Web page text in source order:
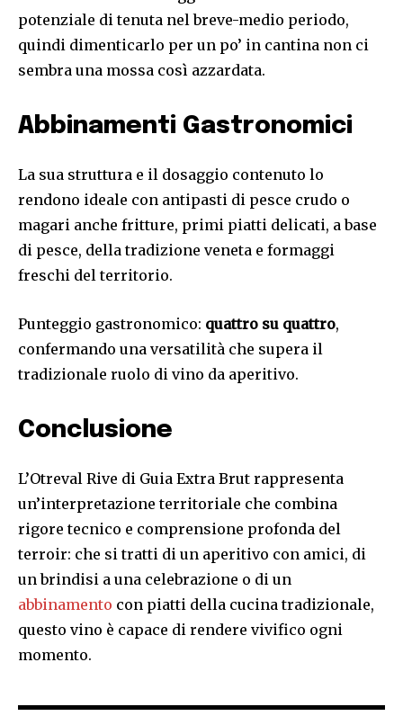
potenziale di tenuta nel breve-medio periodo,
quindi dimenticarlo per un po’ in cantina non ci
sembra una mossa così azzardata.
Abbinamenti Gastronomici
La sua struttura e il dosaggio contenuto lo
rendono ideale con antipasti di pesce crudo o
magari anche fritture, primi piatti delicati, a base
di pesce, della tradizione veneta e formaggi
freschi del territorio.
Punteggio gastronomico: quattro su quattro,
confermando una versatilità che supera il
tradizionale ruolo di vino da aperitivo.
Conclusione
L’Otreval Rive di Guia Extra Brut rappresenta
un’interpretazione territoriale che combina
rigore tecnico e comprensione profonda del
terroir: che si tratti di un aperitivo con amici, di
un brindisi a una celebrazione o di un
abbinamento con piatti della cucina tradizionale,
questo vino è capace di rendere vivifico ogni
momento.